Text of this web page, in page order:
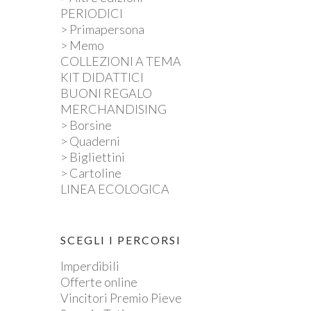
PERIODICI
> Primapersona
> Memo
COLLEZIONI A TEMA
KIT DIDATTICI
BUONI REGALO
MERCHANDISING
> Borsine
> Quaderni
> Bigliettini
> Cartoline
LINEA ECOLOGICA
SCEGLI I PERCORSI
Imperdibili
Offerte online
Vincitori Premio Pieve